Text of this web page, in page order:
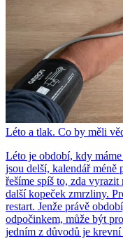
Léto a tlak. Co by měli
Léto je období, kdy
jsou delší, kalendář méně
řešíme spíš to, zda
další kopeček zmrzliny.
restart. Jenže právě
odpočinkem, může být
jedním z důvodů je krevní